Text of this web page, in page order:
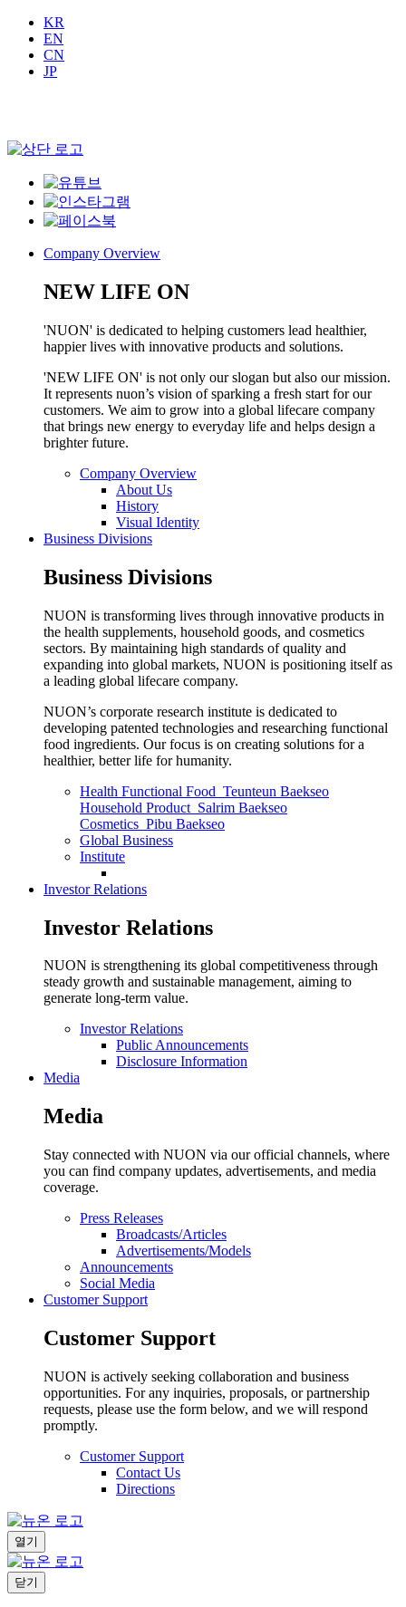
KR
EN
CN
JP
Company Overview
NEW LIFE ON
'NUON' is dedicated to helping customers lead healthier,
happier lives with innovative products and solutions.
'NEW LIFE ON' is not only our slogan but also our mission.
It represents nuon’s vision of sparking a fresh start for our
customers. We aim to grow into a global lifecare company
that brings new energy to everyday life and helps design a
brighter future.
Company Overview
About Us
History
Visual Identity
Business Divisions
Business Divisions
NUON is transforming lives through innovative products in
the health supplements, household goods, and cosmetics
sectors. By maintaining high standards of quality and
expanding into global markets, NUON is positioning itself as
a leading global lifecare company.
NUON’s corporate research institute is dedicated to
developing patented technologies and researching functional
food ingredients. Our focus is on creating solutions for a
healthier, better life for humanity.
Health Functional Food_ Teunteun Baekseo
Household Product_ Salrim Baekseo
Cosmetics_ Pibu Baekseo
Global Business
Institute
Investor Relations
Investor Relations
NUON is strengthening its global competitiveness through
steady growth and sustainable management, aiming to
generate long-term value.
Investor Relations
Public Announcements
Disclosure Information
Media
Media
Stay connected with NUON via our official channels, where
you can find company updates, advertisements, and media
coverage.
Press Releases
Broadcasts/Articles
Advertisements/Models
Announcements
Social Media
Customer Support
Customer Support
NUON is actively seeking collaboration and business
opportunities. For any inquiries, proposals, or partnership
requests, please use the form below, and we will respond
promptly.
Customer Support
Contact Us
Directions
열기
닫기